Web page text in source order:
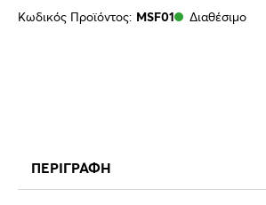
Κωδικός Προϊόντος: MSF01 Διαθέσιμο
ΠΕΡΙΓΡΑΦΗ